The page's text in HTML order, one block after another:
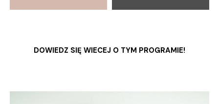
DOWIEDZ SIĘ WIECEJ O TYM PROGRAMIE!